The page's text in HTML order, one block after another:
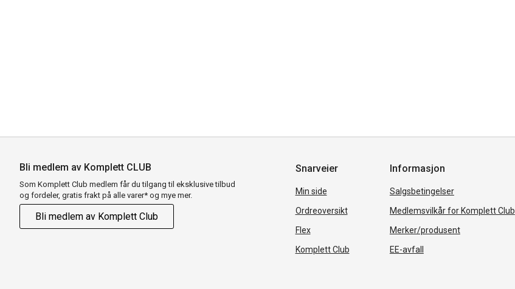
Bli medlem av Komplett CLUB
Som Komplett Club medlem får du tilgang til eksklusive tilbud
og fordeler, gratis frakt på alle varer* og mye mer.
Bli medlem av Komplett Club
Snarveier
Min side
Ordreoversikt
Flex
Komplett Club
Informasjon
Salgsbetingelser
Medlemsvilkår for Komplett Club
Merker/produsent
EE-avfall